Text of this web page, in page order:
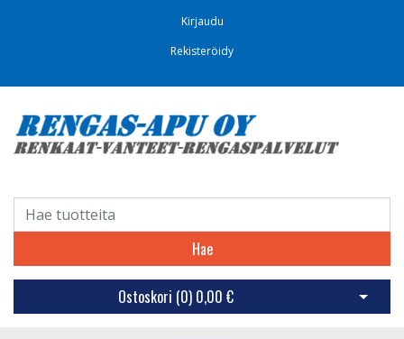
Kirjaudu
Rekisteröidy
Hae
Ostoskori (0) 0,00 € Avaa